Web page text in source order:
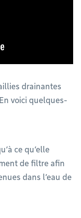
drainantes
voici quelques-
ce qu’elle
de filtre afin
dans l’eau de